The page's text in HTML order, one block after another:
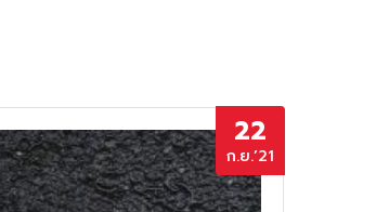
22
ก.ย.’21